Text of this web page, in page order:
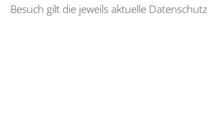
Besuch gilt die jeweils aktuelle